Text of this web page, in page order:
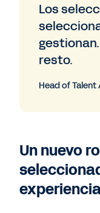
Los
resto.
Head of
Un nuevo